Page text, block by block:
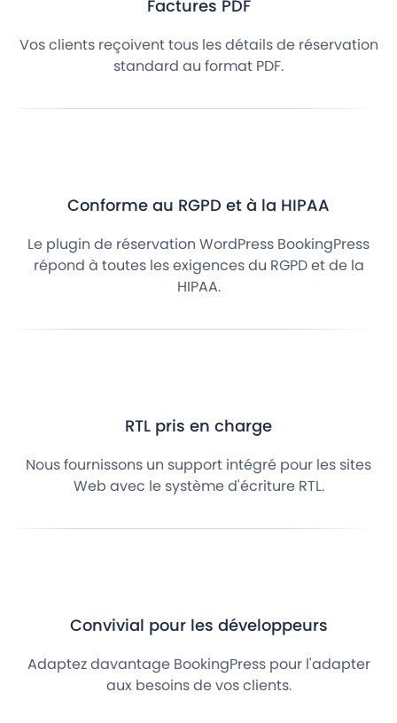
Factures PDF
Vos clients reçoivent tous les détails de réservation
standard au format PDF.
Conforme au RGPD et à la HIPAA
Le plugin de réservation WordPress BookingPress
répond à toutes les exigences du RGPD et de la
HIPAA.
RTL pris en charge
Nous fournissons un support intégré pour les sites
Web avec le système d'écriture RTL.
Convivial pour les développeurs
Adaptez davantage BookingPress pour l'adapter
aux besoins de vos clients.